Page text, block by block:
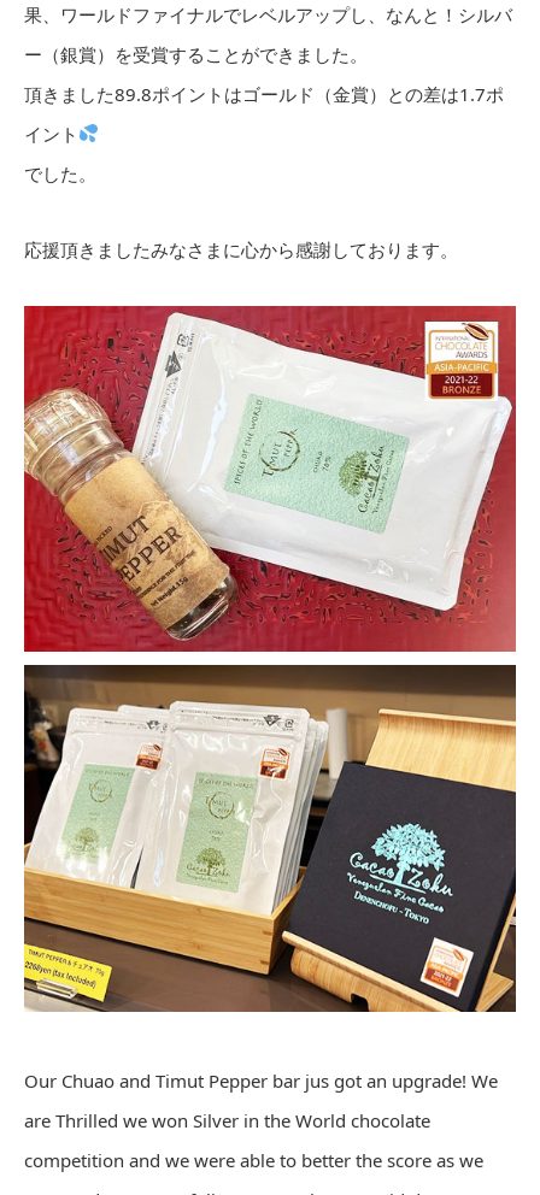
果、ワールドファイナルでレベルアップし、なんと！シルバ
ー（銀賞）を受賞することができました。
頂きました89.8ポイントはゴールド（金賞）との差は1.7ポ
イント
でした。
応援頂きましたみなさまに心から感謝しております。
Our Chuao and Timut Pepper bar jus got an upgrade! We
are Thrilled we won Silver in the World chocolate
competition and we were able to better the score as we